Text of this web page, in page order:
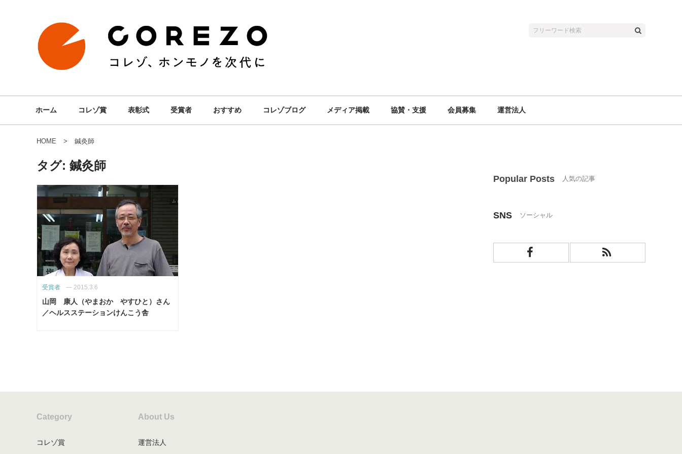
ホーム コレゾ賞 表彰式 受賞者 おすすめ コレゾブログ メディア掲載 協賛・支援 会員募集 運営法人
HOME 鍼灸師
タグ: 鍼灸師
受賞者 — 2015.3.6
山岡 康人（やまおか やすひと）さん
／ヘルスステーションけんこう舎
Popular Posts
SNS
Category
コレゾ賞
About Us
運営法人